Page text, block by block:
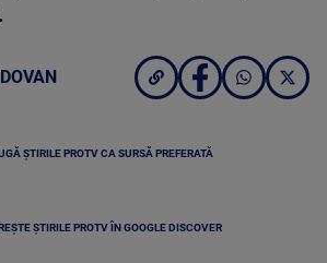
ȘTIRILE PROTV CA SURSĂ PREFERATĂ
ȘTIRILE PROTV ÎN GOOGLE DISCOVER